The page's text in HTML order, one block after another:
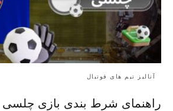
آنالیز تیم های فوتبال
راهنمای شرط بندی بازی چلسی